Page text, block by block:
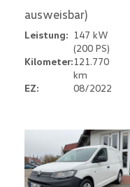
ausweisbar)
Leistung: 147 kW
(200 PS)
Kilometer:121.770
km
EZ:
08/2022